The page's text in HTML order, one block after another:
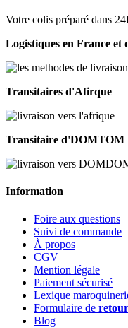
Votre colis préparé dans
Logistiques en France et
Transitaires d'Afirque
Transitaire d'DOMTOM
Information
Foire aux questions
Suivi de commande
À propos
CGV
Mention légale
Paiement sécurisé
Lexique
Formulaire de retour
Blog